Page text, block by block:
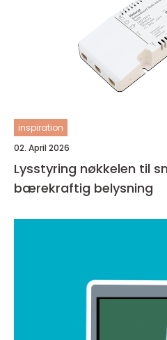
inspiration
02. April 2026
Lysstyring nøkkelen til smartere og mer
bærekraftig belysning